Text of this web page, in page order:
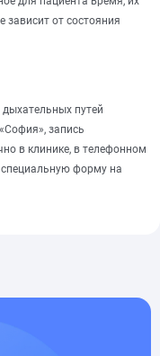
зависит от состояния
путей
запись
в клинике, в телефонном
форму на